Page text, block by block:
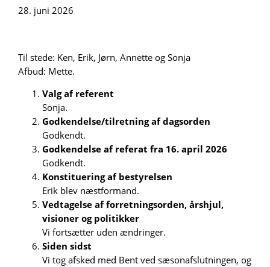
28. juni 2026
Til stede: Ken, Erik, Jørn, Annette og Sonja
Afbud: Mette.
Valg af referent
Sonja.
Godkendelse/tilretning af dagsorden
Godkendt.
Godkendelse af referat fra 16. april 2026
Godkendt.
Konstituering af bestyrelsen
Erik blev næstformand.
Vedtagelse af forretningsorden, årshjul,
visioner og politikker
Vi fortsætter uden ændringer.
Siden sidst
Vi tog afsked med Bent ved sæsonafslutningen, og